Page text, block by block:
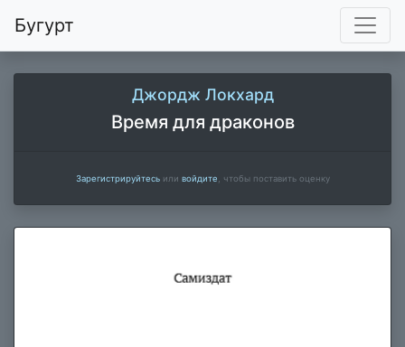
Бугурт
Джордж Локхард
Время для драконов
Зарегистрируйтесьили войдите , чтобы поставить оценку